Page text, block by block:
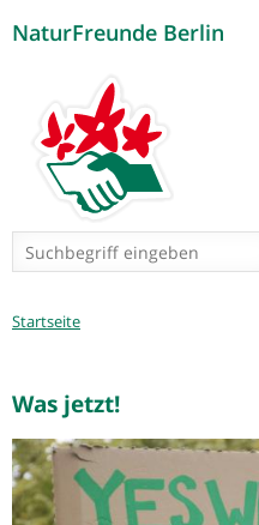
NaturFreunde Berlin
Suchformular
Sie
Startseite
Was jetzt!